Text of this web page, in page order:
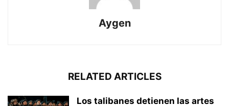
Aygen
RELATED ARTICLES
Los talibanes detienen las artes